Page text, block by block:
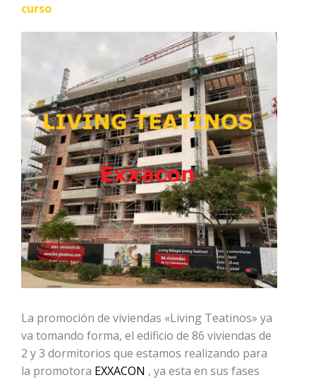
curso
La promoción de viviendas «Living Teatinos» ya
va tomando forma, el edificio de 86 viviendas de
2 y 3 dormitorios que estamos realizando para
la promotora EXXACON , ya esta en sus fases